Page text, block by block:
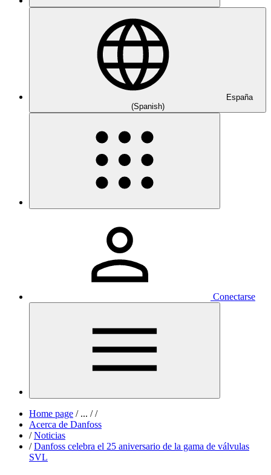
España
(Spanish)
Conectarse
Home page /... / /
Acerca de Danfoss
/ Noticias
/ Danfoss celebra el 25 aniversario de la gama de válvulas
SVL